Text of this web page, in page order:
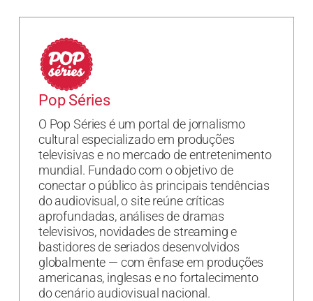
Pop Séries
O Pop Séries é um portal de jornalismo
cultural especializado em produções
televisivas e no mercado de entretenimento
mundial. Fundado com o objetivo de
conectar o público às principais tendências
do audiovisual, o site reúne críticas
aprofundadas, análises de dramas
televisivos, novidades de streaming e
bastidores de seriados desenvolvidos
globalmente — com ênfase em produções
americanas, inglesas e no fortalecimento
do cenário audiovisual nacional.